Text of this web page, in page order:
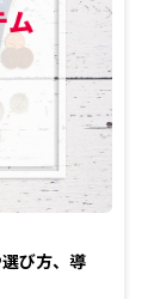
び方、導